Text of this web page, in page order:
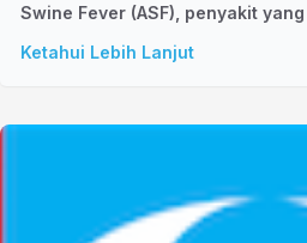
Swine Fever (ASF), penyakit
Ketahui Lebih Lanjut